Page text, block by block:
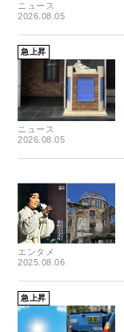
ニュース
2026.08.05
急上昇
ニュース
2026.08.05
エンタメ
2025.08.06
急上昇